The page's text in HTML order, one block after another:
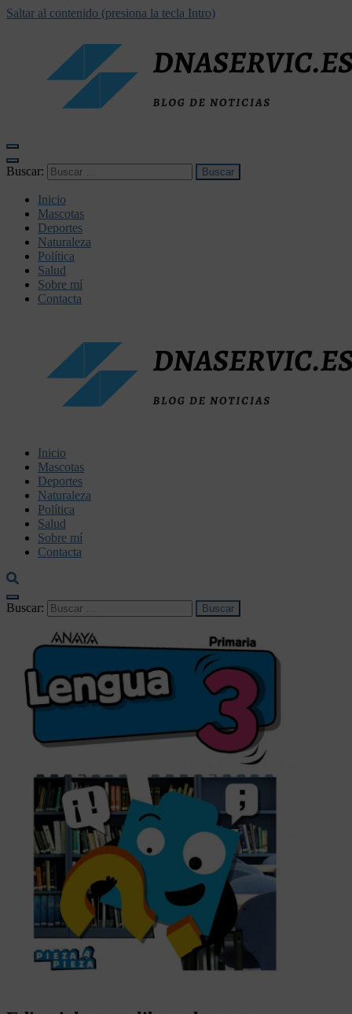
Saltar al contenido (presiona la tecla Intro)
Buscar:
Inicio
Mascotas
Deportes
Naturaleza
Política
Salud
Sobre mí
Contacta
dnaservic.es
Inicio
Mascotas
Deportes
Naturaleza
Política
Salud
Sobre mí
Contacta
Buscar: